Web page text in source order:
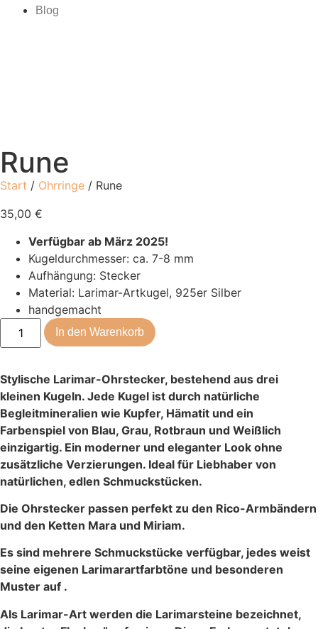
Blog
Rune
Start / Ohrringe / Rune
35,00 €
Verfügbar ab März 2025!
Kugeldurchmesser: ca. 7-8 mm
Aufhängung: Stecker
Material: Larimar-Artkugel, 925er Silber
handgemacht
In den Warenkorb
Stylische Larimar-Ohrstecker, bestehend aus drei
kleinen Kugeln. Jede Kugel ist durch natürliche
Begleitmineralien wie Kupfer, Hämatit und ein
Farbenspiel von Blau, Grau, Rotbraun und Weißlich
einzigartig. Ein moderner und eleganter Look ohne
zusätzliche Verzierungen. Ideal für Liebhaber von
natürlichen, edlen Schmuckstücken.
Die Ohrstecker passen perfekt zu den Rico-Armbändern
und den Ketten Mara und Miriam.
Es sind mehrere Schmuckstücke verfügbar, jedes weist
seine eigenen Larimarartfarbtöne und besonderen
Muster auf .
Als Larimar-Art werden die Larimarsteine bezeichnet,